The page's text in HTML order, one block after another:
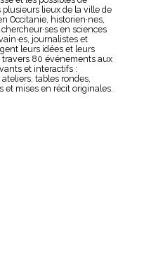
plusieurs lieux de la ville de
Occitanie, historien·nes,
en sciences
journalistes et
leurs idées et leurs
travers 80 événements aux
et interactifs :
tables rondes,
et mises en récit originales.